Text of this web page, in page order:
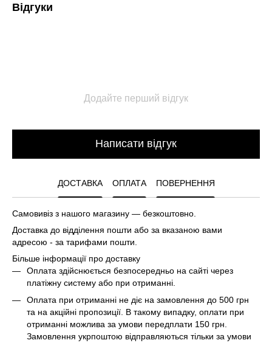
Відгуки
Додайте перший відгук
Написати відгук
ДОСТАВКА ОПЛАТА ПОВЕРНЕННЯ
Самовивіз з нашого магазину — безкоштовно.
Доставка до відділення пошти або за вказаною вами
адресою - за тарифами пошти.
Більше інформації про доставку
Оплата здійснюється безпосередньо на сайті через
платіжну систему або при отриманні.
Оплата при отриманні не діє на замовлення до 500 грн
та на акційні пропозиції. В такому випадку, оплати при
отриманні можлива за умови передплати 150 грн.
Замовлення укрпоштою відправляються тільки за умови